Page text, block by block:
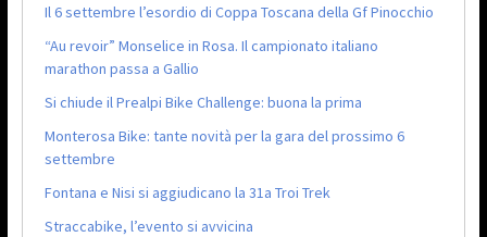
Il 6 settembre l’esordio di Coppa Toscana della Gf Pinocchio
“Au revoir” Monselice in Rosa. Il campionato italiano
marathon passa a Gallio
Si chiude il Prealpi Bike Challenge: buona la prima
Monterosa Bike: tante novità per la gara del prossimo 6
settembre
Fontana e Nisi si aggiudicano la 31a Troi Trek
Straccabike, l’evento si avvicina